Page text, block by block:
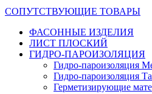
СОПУТСТВУЮЩИЕ ТОВАРЫ
ФАСОННЫЕ ИЗДЕЛИЯ
ЛИСТ ПЛОСКИЙ
ГИДРО-ПАРОИЗОЛЯЦИЯ
Гидро-пароизоляция
Гидро-пароизоляция
Герметизирующие